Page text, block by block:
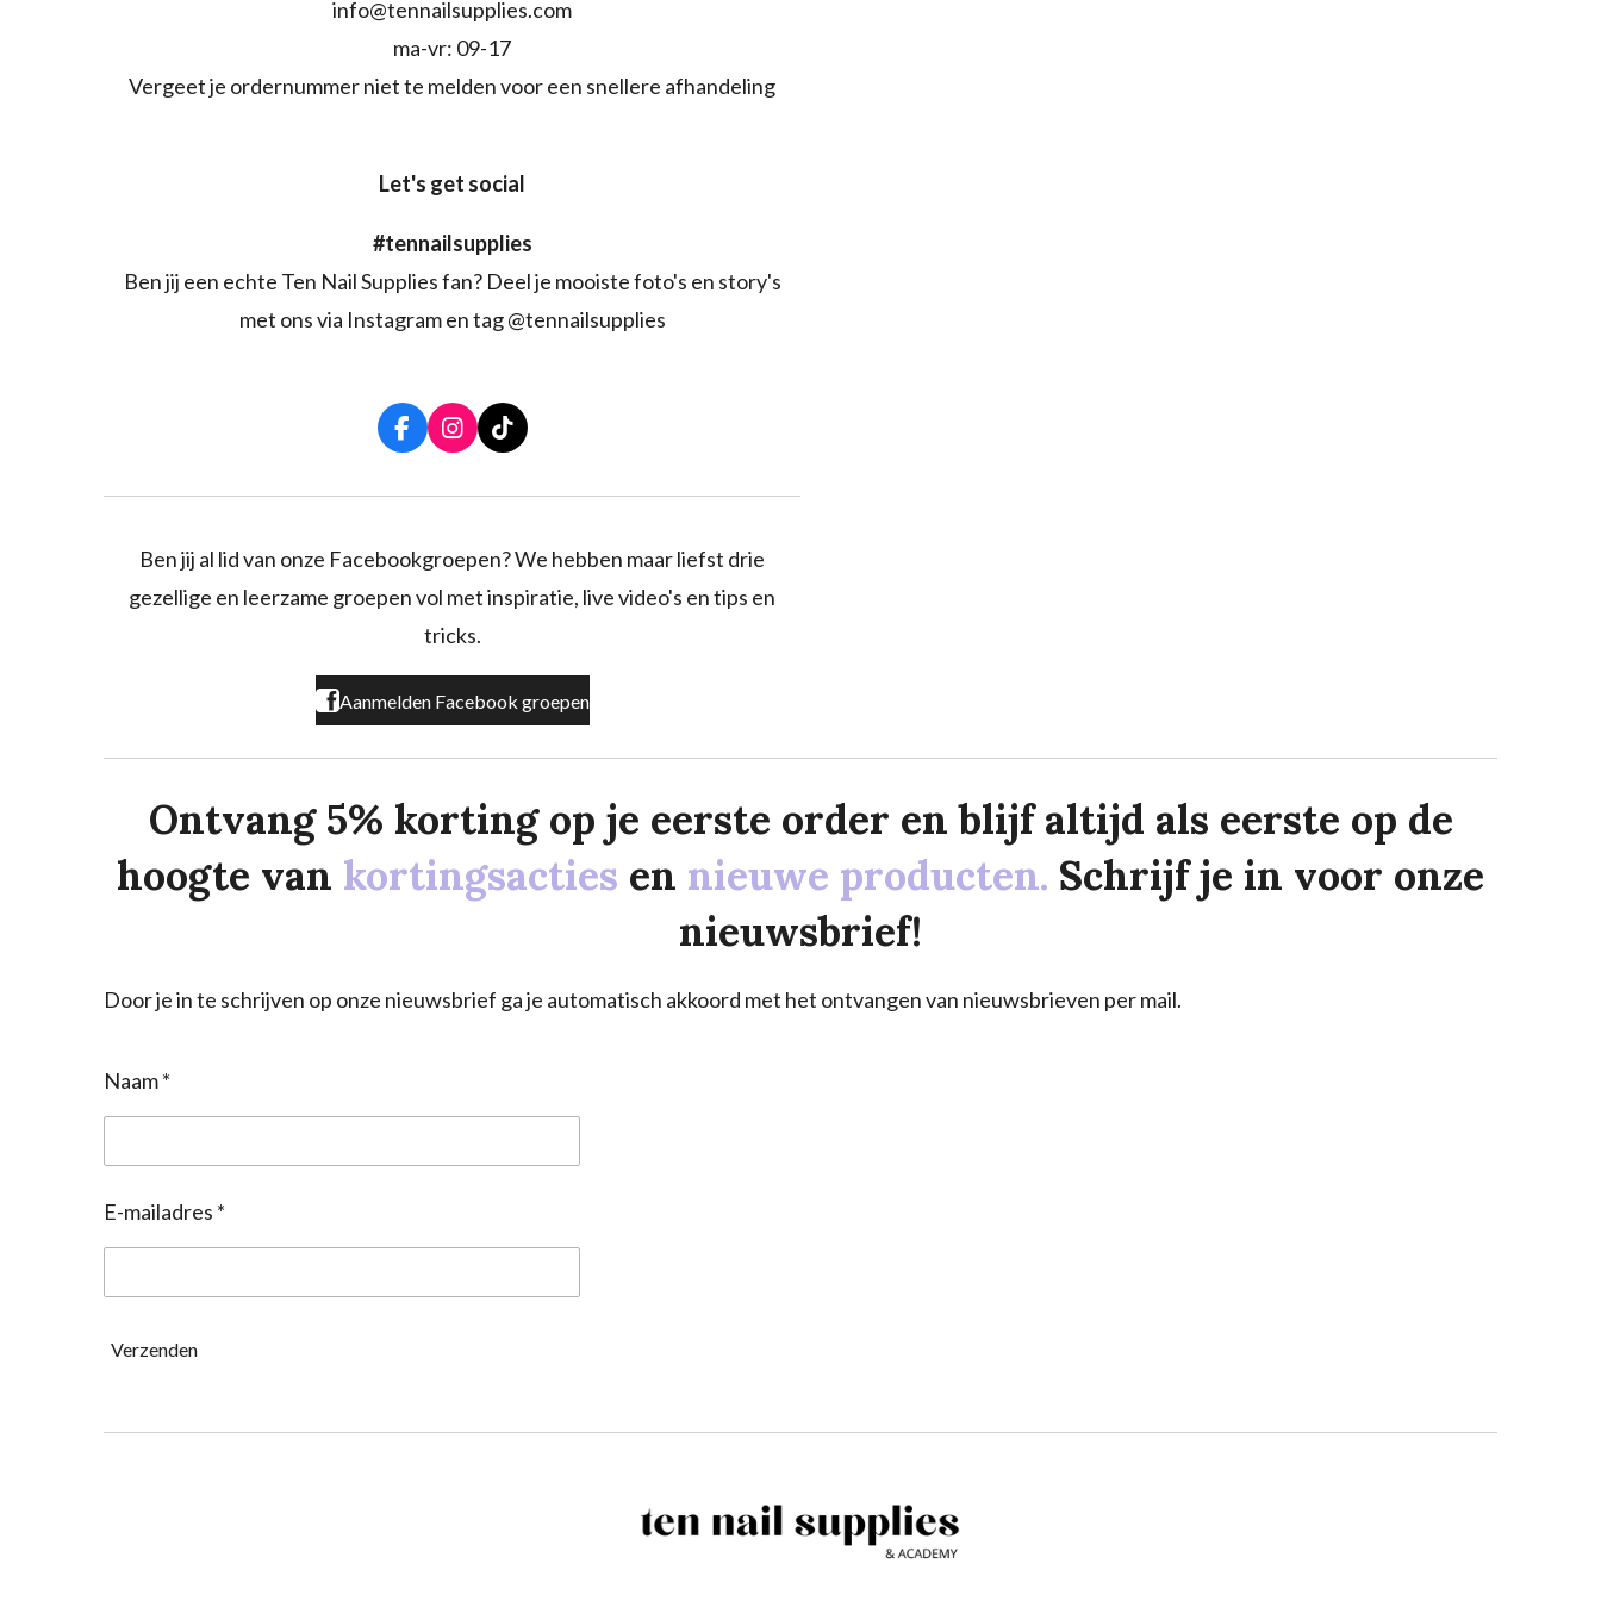
info@tennailsupplies.com
ma-vr: 09-17
Vergeet je ordernummer niet te melden voor een snellere afhandeling
Let's get social
#tennailsupplies
Ben jij een echte Ten Nail Supplies fan? Deel je mooiste foto's en story's
met ons via Instagram en tag @tennailsupplies
F
a
o
k
I
n
r
a
T
i
k
Ben jij al lid van onze Facebookgroepen? We hebben maar liefst drie
gezellige en leerzame groepen vol met inspiratie, live video's en tips en
tricks.
Aanmelden Facebook groepen
Ontvang 5% korting op je eerste order en blijf altijd als eerste op de
hoogte van kortingsacties en nieuwe producten. Schrijf je in voor onze
nieuwsbrief!
Door je in te schrijven op onze nieuwsbrief ga je automatisch akkoord met het ontvangen van nieuwsbrieven per mail.
Naam *
E-mailadres *
Verzenden